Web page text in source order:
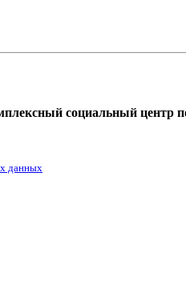
социальный центр по
данных